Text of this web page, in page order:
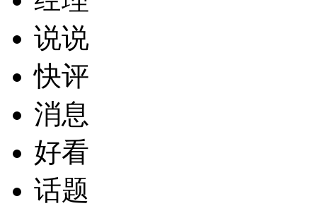
说说
快评
消息
好看
话题